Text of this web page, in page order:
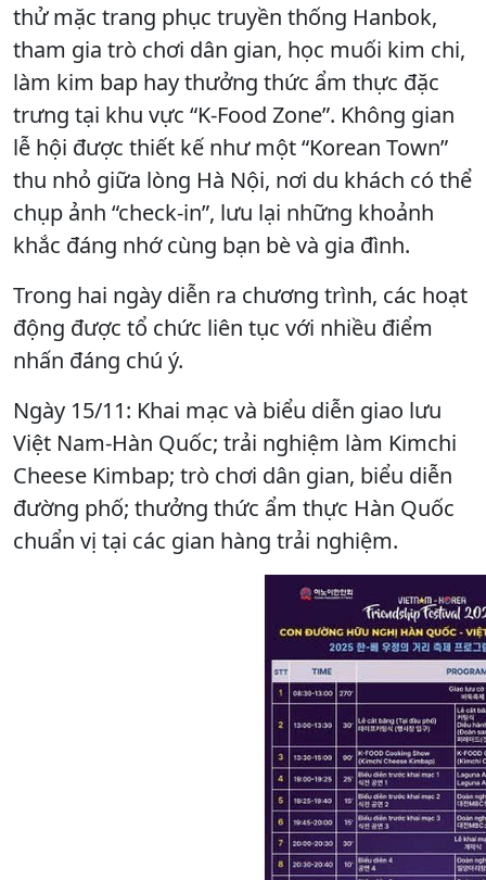
thử mặc trang phục truyền thống Hanbok,
tham gia trò chơi dân gian, học muối kim chi,
làm kim bap hay thưởng thức ẩm thực đặc
trưng tại khu vực “K-Food Zone”. Không gian
lễ hội được thiết kế như một “Korean Town”
thu nhỏ giữa lòng Hà Nội, nơi du khách có thể
chụp ảnh “check-in”, lưu lại những khoảnh
khắc đáng nhớ cùng bạn bè và gia đình.
Trong hai ngày diễn ra chương trình, các hoạt
động được tổ chức liên tục với nhiều điểm
nhấn đáng chú ý.
Ngày 15/11: Khai mạc và biểu diễn giao lưu
Việt Nam-Hàn Quốc; trải nghiệm làm Kimchi
Cheese Kimbap; trò chơi dân gian, biểu diễn
đường phố; thưởng thức ẩm thực Hàn Quốc
chuẩn vị tại các gian hàng trải nghiệm.